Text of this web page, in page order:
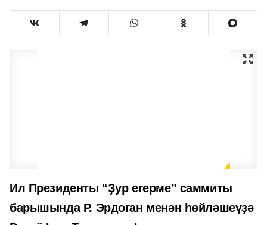
Ил Президенты “Ҙур егерме” саммиты
барышында Р. Эрдоган менән һөйләшеүҙә